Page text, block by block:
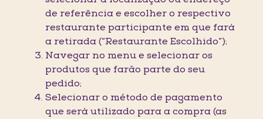
de referência e escolher o respectivo
restaurante participante em que fará
a retirada (“Restaurante Escolhido”);
Navegar no menu e selecionar os
produtos que farão parte do seu
pedido;
Selecionar o método de pagamento
que será utilizado para a compra (as